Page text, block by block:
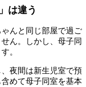
は違う
んと同じ部屋で過ご
ん。しかし、母子同
。
夜間は新生児室で預
めて母子同室を基本